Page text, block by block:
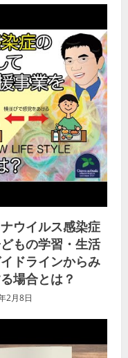
ウイルス感染症
もの学習・生活
ドラインからみ
場合とは？
2月8日